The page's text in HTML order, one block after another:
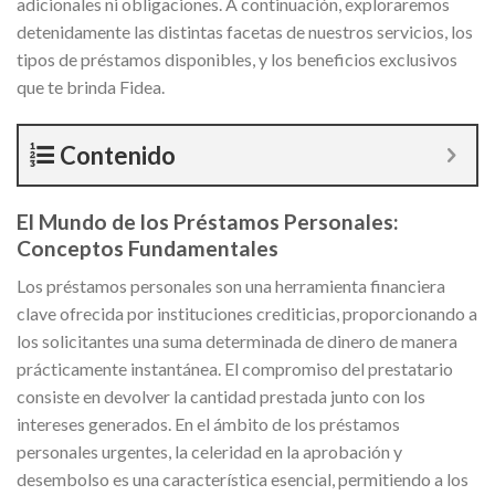
detenidamente las distintas facetas de nuestros servicios, los
tipos de préstamos disponibles, y los beneficios exclusivos
que te brinda Fidea.
Contenido
El Mundo de los Préstamos Personales:
Conceptos Fundamentales
Los préstamos personales son una herramienta financiera
clave ofrecida por instituciones crediticias, proporcionando a
los solicitantes una suma determinada de dinero de manera
prácticamente instantánea. El compromiso del prestatario
consiste en devolver la cantidad prestada junto con los
intereses generados. En el ámbito de los préstamos
personales urgentes, la celeridad en la aprobación y
desembolso es una característica esencial, permitiendo a los